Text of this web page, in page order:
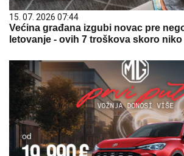
15. 07. 2026 07:44
Većina građana izgubi novac pre
letovanje - ovih 7 troškova skoro